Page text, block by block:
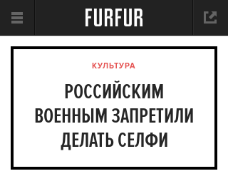
КУЛЬТУРА
РОССИЙСКИМ
ВОЕННЫМ ЗАПРЕТИЛИ
ДЕЛАТЬ СЕЛФИ